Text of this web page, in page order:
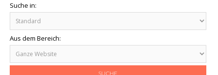
Suche in:
Aus dem Bereich: